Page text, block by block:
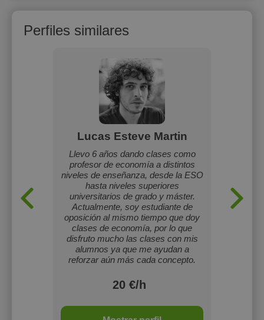
Perfiles similares
Lucas Esteve Martin
Llevo 6 años dando clases como
profesor de economía a distintos
niveles de enseñanza, desde la ESO
hasta niveles superiores
universitarios de grado y máster.
Actualmente, soy estudiante de
oposición al mismo tiempo que doy
clases de economía, por lo que
disfruto mucho las clases con mis
alumnos ya que me ayudan a
reforzar aún más cada concepto.
20 €/h
las